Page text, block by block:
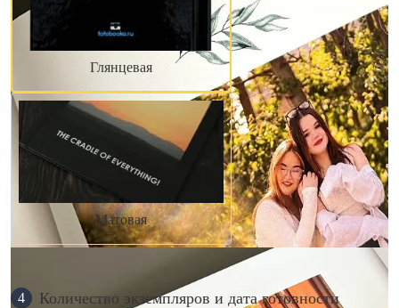
Глянцевая
Матовая
4 Количество экземпляров и дата готовности